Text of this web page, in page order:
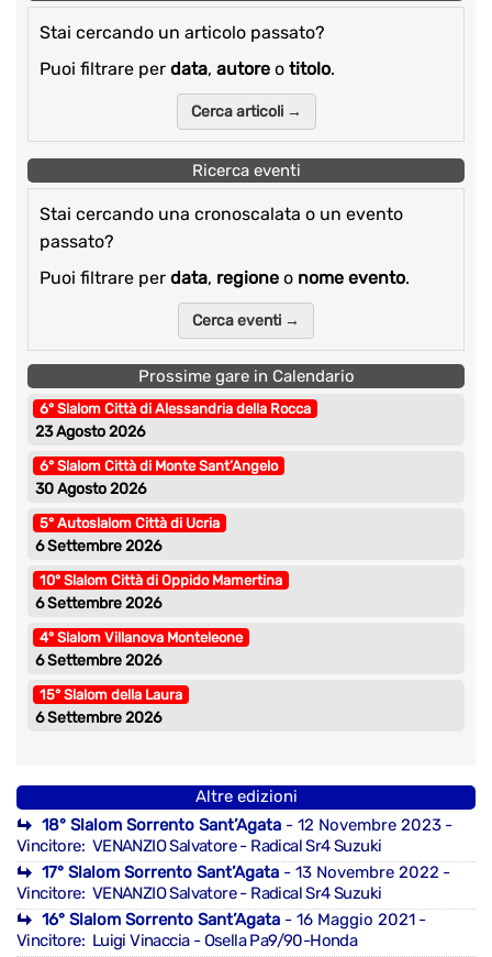
Stai cercando un articolo passato?
Puoi filtrare per data, autore o titolo.
Cerca articoli →
Ricerca eventi
Stai cercando una cronoscalata o un evento
passato?
Puoi filtrare per data, regione o nome evento.
Cerca eventi →
Prossime gare in Calendario
6° Slalom Città di Alessandria della Rocca
23 Agosto 2026
6° Slalom Città di Monte Sant’Angelo
30 Agosto 2026
5° Autoslalom Città di Ucria
6 Settembre 2026
10° Slalom Città di Oppido Mamertina
6 Settembre 2026
4° Slalom Villanova Monteleone
6 Settembre 2026
15° Slalom della Laura
6 Settembre 2026
Altre edizioni
18° Slalom Sorrento Sant’Agata - 12 Novembre 2023 -
Vincitore: VENANZIO Salvatore - Radical Sr4 Suzuki
17° Slalom Sorrento Sant’Agata - 13 Novembre 2022 -
Vincitore: VENANZIO Salvatore - Radical Sr4 Suzuki
16° Slalom Sorrento Sant’Agata - 16 Maggio 2021 -
Vincitore: Luigi Vinaccia - Osella Pa9/90-Honda